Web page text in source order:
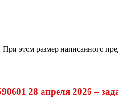
этом размер написанного
28 апреля 2026 –